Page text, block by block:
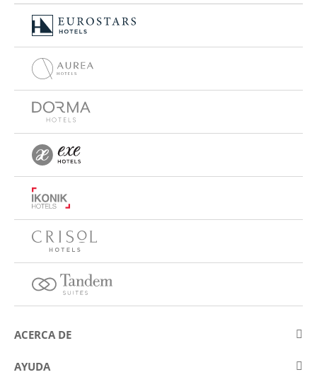
ACERCA DE
Sobre Eurostars Hotel Company
AYUDA